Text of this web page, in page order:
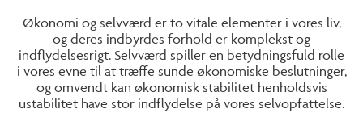
Økonomi og selvværd er to vitale elementer i vores liv,
og deres indbyrdes forhold er komplekst og
indflydelsesrigt. Selvværd spiller en betydningsfuld rolle
i vores evne til at træffe sunde økonomiske beslutninger,
og omvendt kan økonomisk stabilitet henholdsvis
ustabilitet have stor indflydelse på vores selvopfattelse.